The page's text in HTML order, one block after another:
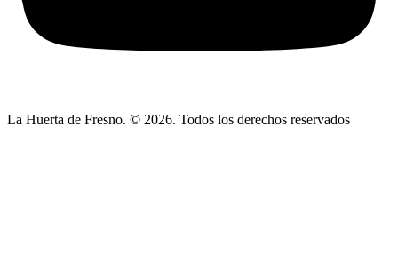
La Huerta de Fresno. © 2026. Todos los derechos reservados